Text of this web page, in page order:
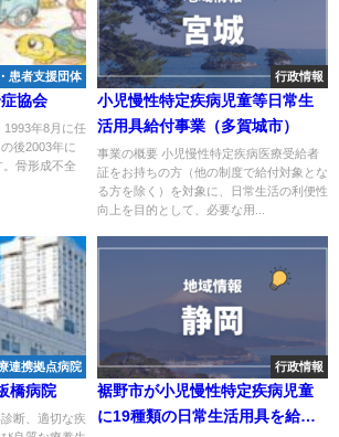
患者支援団体
協会
1993年8月に任
後2003年に
。骨形成不全
行政情報
小児慢性特定疾病児童等日常生
活用具給付事業（多賀城市）
事業の概要 小児慢性特定疾病医療受給者
証をお持ちの方（他の制度で給付対象とな
る方を除く）を対象に、日常生活の利便性
向上を目的として、必要な用...
連携拠点病院
橋病院
断、適切な疾
行政情報
裾野市が小児慢性特定疾病児童
に19種類の日常生活用具を給付